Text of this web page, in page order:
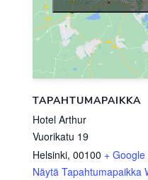
TAPAHTUMAPAIKKA
Hotel Arthur
Vuorikatu 19
Helsinki, 00100 +
Näytä Tapahtumapaikka